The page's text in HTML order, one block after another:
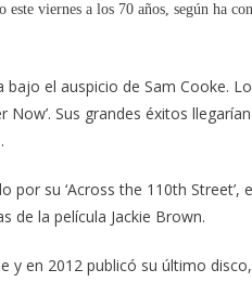
viernes a los 70 años, según ha
el auspicio de Sam Cooke.
Now’. Sus grandes éxitos
su ‘Across the 110th
de la película Jackie Brown.
y en 2012 publicó su último